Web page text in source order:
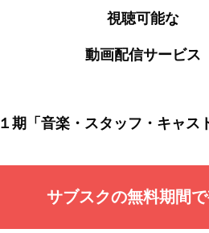
視聴可能な
動画配信サービス
１期「音楽・スタッフ・キャス
サブスクの無料期間